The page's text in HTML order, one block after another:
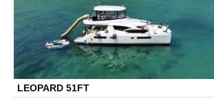
LEOPARD 51FT